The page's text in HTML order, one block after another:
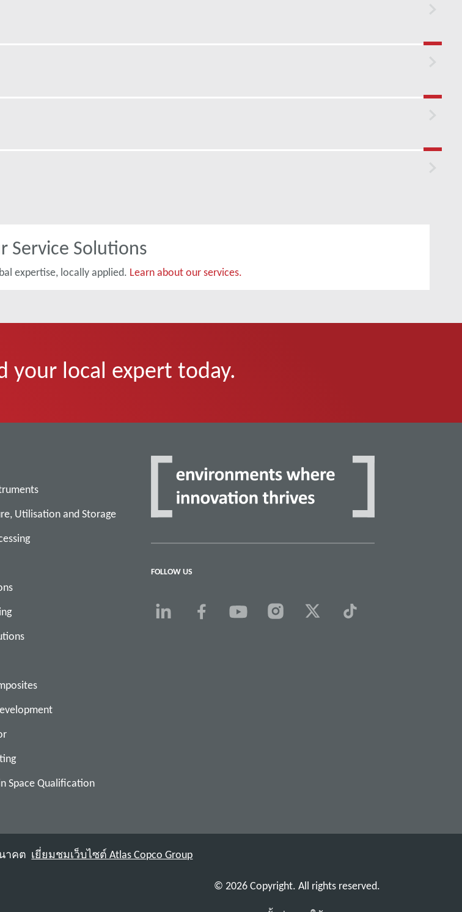
Service Solutions
expertise, locally applied. Learn about our services.
your local expert today.
Utilisation and Storage
Space Qualification
FOLLOW US
าคต เยี่ยมชมเว็บไซต์ Atlas Copco Group
© 2026 Copyright. All rights reserved.